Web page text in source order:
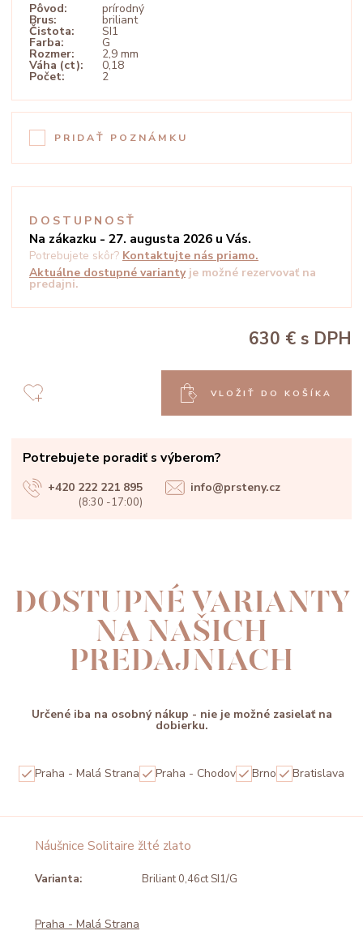
Pôvod:
prírodný
Brus: briliant
Čistota: SI1
Farba: G
Rozmer: 2,9 mm
Váha (ct): 0,18
Počet: 2
PRIDAŤ POZNÁMKU
DOSTUPNOSŤ
Na zákazku - 27. augusta 2026 u Vás.
Potrebujete skôr? Kontaktujte nás priamo.
Aktuálne dostupné varianty je možné rezervovať na
predajni.
630 € s DPH
VLOŽIŤ DO KOŠÍKA
Potrebujete poradiť s výberom?
+420 222 221 895
(8:30 -17:00)
info@prsteny.cz
DOSTUPNÉ VARIANTY
NA NAŠICH
PREDAJNIACH
Určené iba na osobný nákup - nie je možné zasielať na
dobierku.
Praha - Malá Strana Praha - Chodov Brno Bratislava
Náušnice Solitaire žlté zlato
Varianta: Briliant 0,46ct SI1/G
Praha - Malá Strana